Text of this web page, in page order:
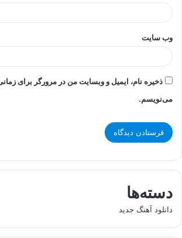
وب‌ سایت
ذخیره نام، ایمیل و وبسایت من در مرورگر برای
می‌نویسم.
دسته‌ها
دانلود آهنگ جدید